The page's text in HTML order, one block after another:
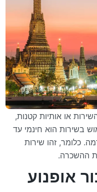
או אותיות קטנות,
הוא חינמי עד
כלומר, זהו שירות
ההשכרה.
אופנוע